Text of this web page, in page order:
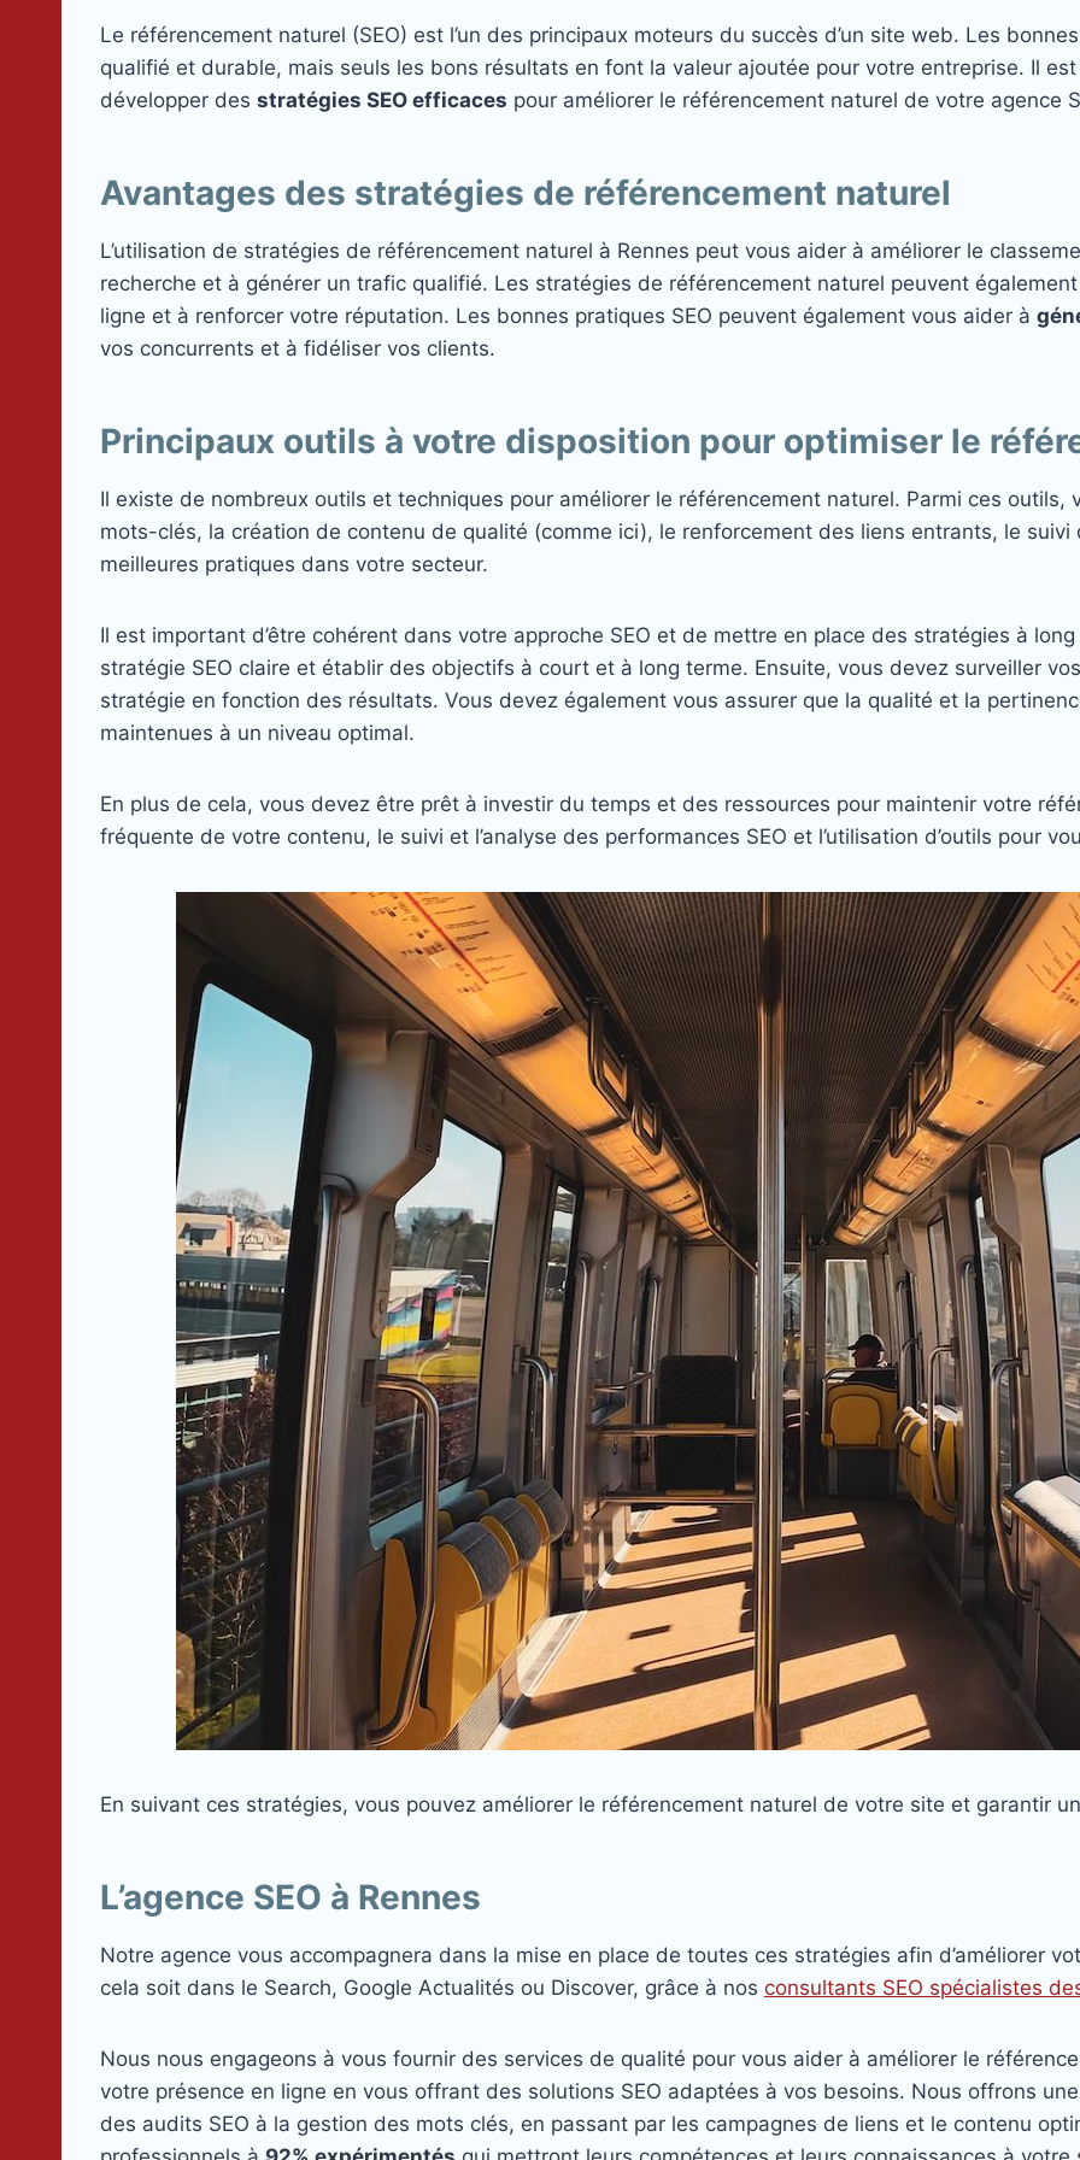
Le référencement naturel (SEO) est l’un des principaux moteurs du succès d’un site web. Les
qualifié et durable, mais seuls les bons résultats en font la valeur ajoutée pour votre entreprise. Il
développer des stratégies SEO efficaces pour améliorer le référencement naturel de votre agence
Avantages des stratégies de référencement naturel
L’utilisation de stratégies de référencement naturel à Rennes peut vous aider à améliorer le
recherche et à générer un trafic qualifié. Les stratégies de référencement naturel peuvent
ligne et à renforcer votre réputation. Les bonnes pratiques SEO peuvent également vous aider à
vos concurrents et à fidéliser vos clients.
Principaux outils à votre disposition pour optimiser le
Il existe de nombreux outils et techniques pour améliorer le référencement naturel. Parmi ces outils,
mots-clés, la création de contenu de qualité (comme ici), le renforcement des liens entrants, le
meilleures pratiques dans votre secteur.
Il est important d’être cohérent dans votre approche SEO et de mettre en place des stratégies à
stratégie SEO claire et établir des objectifs à court et à long terme. Ensuite, vous devez surveiller
stratégie en fonction des résultats. Vous devez également vous assurer que la qualité et la
maintenues à un niveau optimal.
En plus de cela, vous devez être prêt à investir du temps et des ressources pour maintenir votre
fréquente de votre contenu, le suivi et l’analyse des performances SEO et l’utilisation d’outils pour
En suivant ces stratégies, vous pouvez améliorer le référencement naturel de votre site et garantir
L’agence SEO à Rennes
Notre agence vous accompagnera dans la mise en place de toutes ces stratégies afin d’améliorer
cela soit dans le Search, Google Actualités ou Discover, grâce à nos consultants SEO spécialistes
Nous nous engageons à vous fournir des services de qualité pour vous aider à améliorer le
votre présence en ligne en vous offrant des solutions SEO adaptées à vos besoins. Nous offrons
des audits SEO à la gestion des mots clés, en passant par les campagnes de liens et le contenu